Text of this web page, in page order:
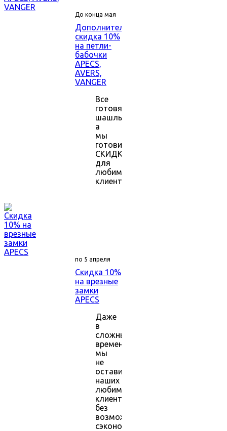
До конца мая
Дополнительная
скидка 10%
на петли-
бабочки
APECS,
AVERS,
VANGER
Все
готовят
шашлыки,
а
мы
готовим
СКИДКИ
для
любимых
клиентов!
по 5 апреля
Скидка 10%
на врезные
замки
APECS
Даже
в
сложные
времена
мы
не
оставим
наших
любимых
клиентов
без
возможности
сэкономить.